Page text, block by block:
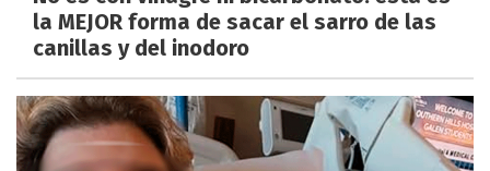
la MEJOR forma de sacar el sarro de las
canillas y del inodoro